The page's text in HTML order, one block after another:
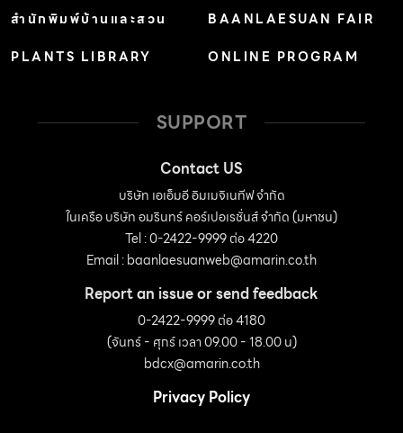
สำนักพิมพ์บ้านและสวน
PLANTS LIBRARY
BAANLAESUAN FAIR
ONLINE PROGRAM
SUPPORT
Contact US
บริษัท เอเอ็มอี อิมเมจิเนทีฟ จำกัด
ในเครือ บริษัท อมรินทร์ คอร์เปอเรชั่นส์ จำกัด (มหาชน)
Tel : 0-2422-9999 ต่อ 4220
Email :baanlaesuanweb@amarin.co.th
Report an issue or send feedback
0-2422-9999 ต่อ 4180
(จันทร์ - ศุกร์ เวลา 09.00 - 18.00 น)
bdcx@amarin.co.th
Privacy Policy